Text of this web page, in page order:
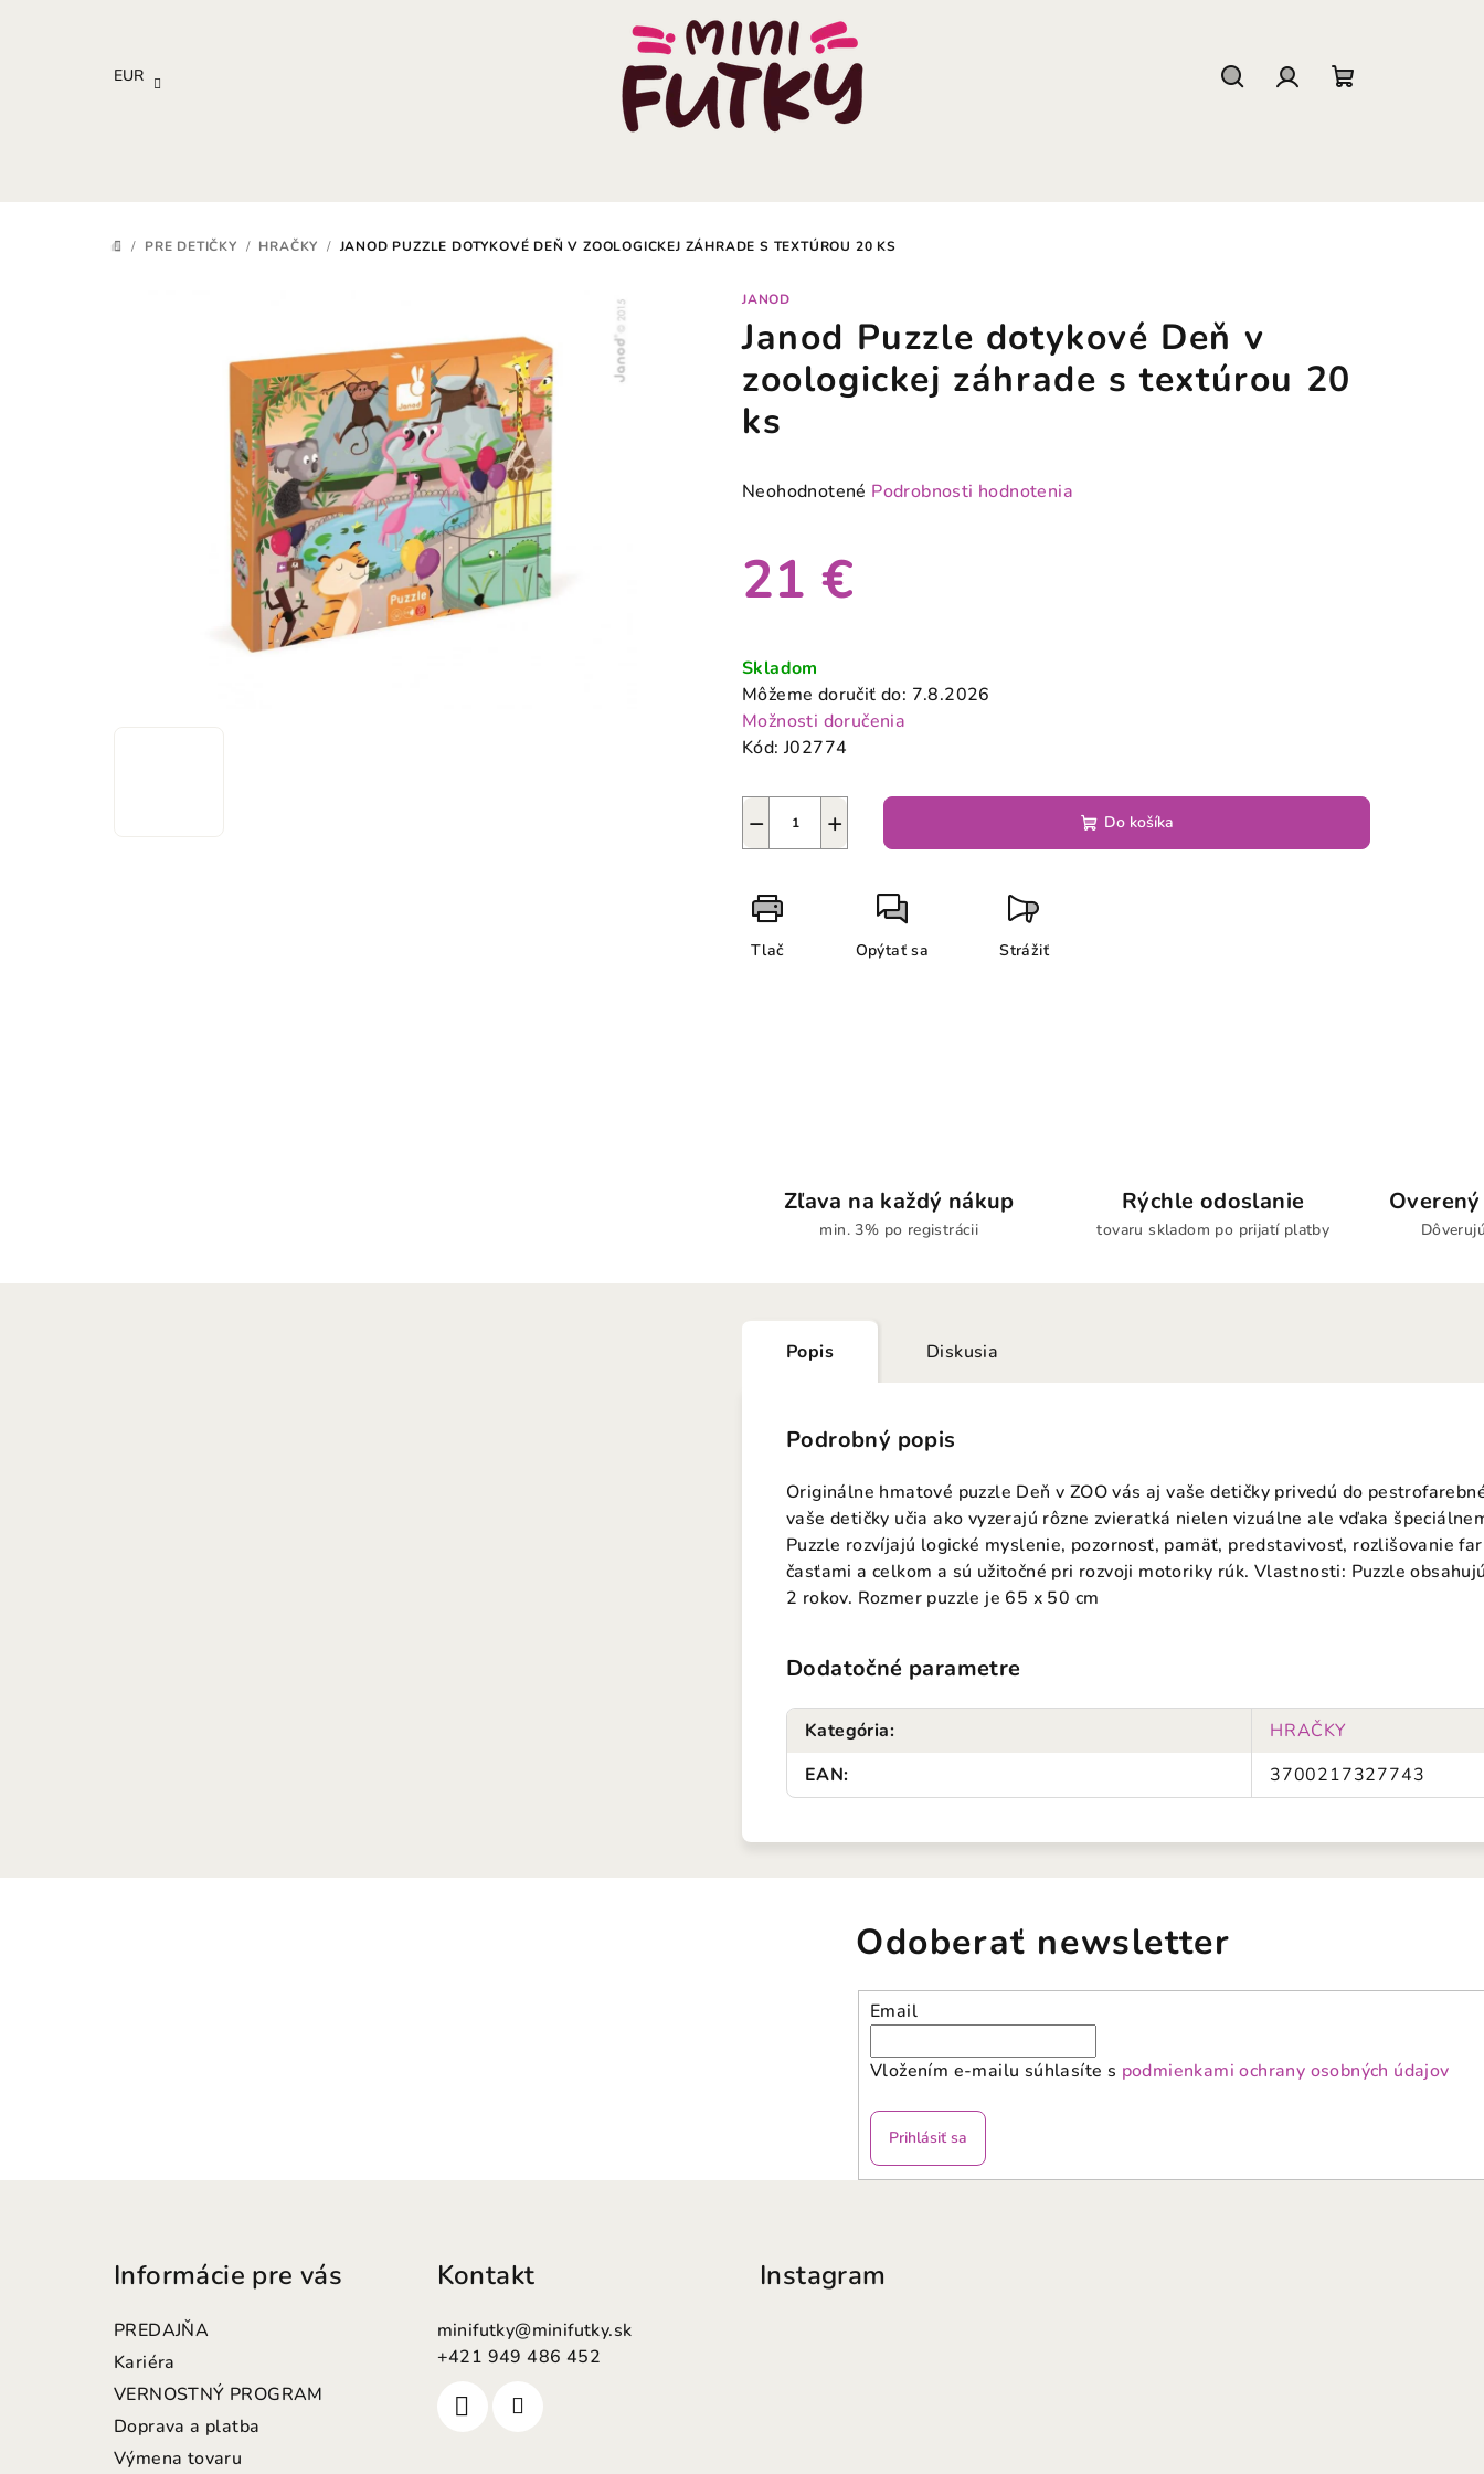
EUR
DOMOV
/ PRE DETIČKY / HRAČKY / JANOD PUZZLE DOTYKOVÉ DEŇ V ZOOLOGICKEJ ZÁHRADE S TEXTÚROU 20 KS
JANOD
Janod Puzzle dotykové Deň v
zoologickej záhrade s textúrou 20
ks
Priemerné
je
0,0
hviezdičiek.
Neohodnotené Podrobnosti hodnotenia
21 €
cena:
Skladom
Môžeme doručiť do: 7.8.2026
Možnosti doručenia
Kód: J02774
+
− Do košíka
Tlač Opýtať sa Strážiť
Zľava na každý nákup
min. 3% po registrácii
Rýchle odoslanie
tovaru skladom po prijatí platby
Popis Diskusia
Podrobný popis
Originálne hmatové puzzle Deň v ZOO vás aj vaše detičky privedú do
vaše detičky učia ako vyzerajú rôzne zvieratká nielen vizuálne ale vďaka
Puzzle rozvíjajú logické myslenie, pozornosť, pamäť, predstavivosť, rozlišovanie
časťami a celkom a sú užitočné pri rozvoji motoriky rúk. Vlastnosti: Puzzle
2 rokov. Rozmer puzzle je 65 x 50 cm
Dodatočné parametre
Kategória:
HRAČKY
EAN: 3700217327743
Odoberať newsletter
Email
Vložením e-mailu súhlasíte s podmienkami ochrany osobných údajov
Prihlásiť sa
Informácie pre vás
PREDAJŇA
Kariéra
VERNOSTNÝ PROGRAM
Doprava a platba
Výmena tovaru
Kontakt
minifutky@minifutky.sk
+421 949 486 452
Instagram